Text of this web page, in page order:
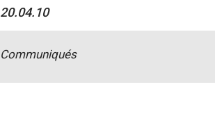
20.04.10
Communiqués